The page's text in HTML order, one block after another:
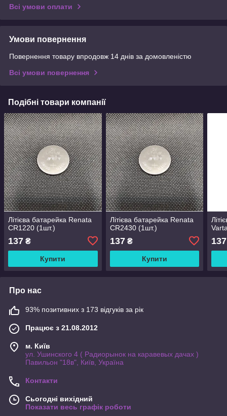
Всі умови оплати
Умови повернення
Повернення товару впродовж 14 днів за домовленістю
Всі умови повернення
Подібні товари компанії
Літієва батарейка Renata
CR1220 (1шт.)
137 ₴
Купити
Літієва батарейка Renata
CR2430 (1шт.)
137₴
Купити
137
Про нас
93% позитивних з 173 відгуків за рік
Працює з 21.08.2012
м. Київ
ул. Ушинского 4 ( Радиорынок на каравевых дачах )
Павильон "18в", Київ, Україна
Контакти
Сьогодні вихідний
Показати весь графік роботи